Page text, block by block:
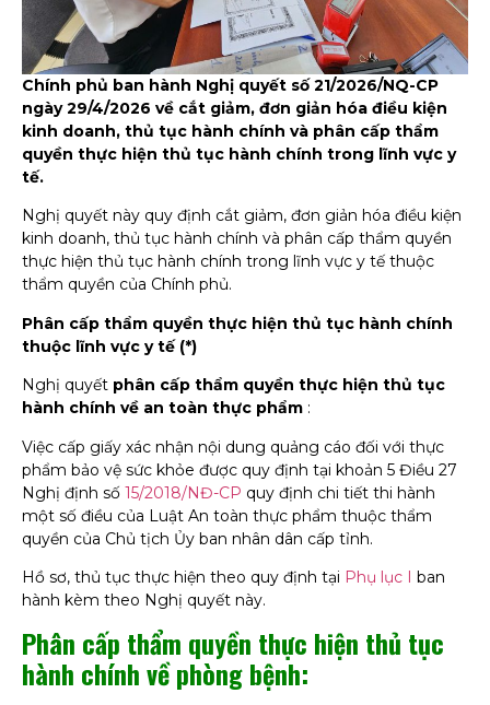
Chính phủ ban hành Nghị quyết số 21/2026/NQ-CP
ngày 29/4/2026 về cắt giảm, đơn giản hóa điều kiện
kinh doanh, thủ tục hành chính và phân cấp thẩm
quyền thực hiện thủ tục hành chính trong lĩnh vực y
tế.
Nghị quyết này quy định cắt giảm, đơn giản hóa điều kiện
kinh doanh, thủ tục hành chính và phân cấp thẩm quyền
thực hiện thủ tục hành chính trong lĩnh vực y tế thuộc
thẩm quyền của Chính phủ.
Phân cấp thẩm quyền thực hiện thủ tục hành chính
thuộc lĩnh vực y tế (*)
Nghị quyết phân cấp thẩm quyền thực hiện thủ tục
hành chính về an toàn thực phẩm :
Việc cấp giấy xác nhận nội dung quảng cáo đối với thực
phẩm bảo vệ sức khỏe được quy định tại khoản 5 Điều 27
Nghị định số 15/2018/NĐ-CP quy định chi tiết thi hành
một số điều của Luật An toàn thực phẩm thuộc thẩm
quyền của Chủ tịch Ủy ban nhân dân cấp tỉnh.
Hồ sơ, thủ tục thực hiện theo quy định tại Phụ lục I ban
hành kèm theo Nghị quyết này.
Phân cấp thẩm quyền thực hiện thủ tục
hành chính về phòng bệnh: